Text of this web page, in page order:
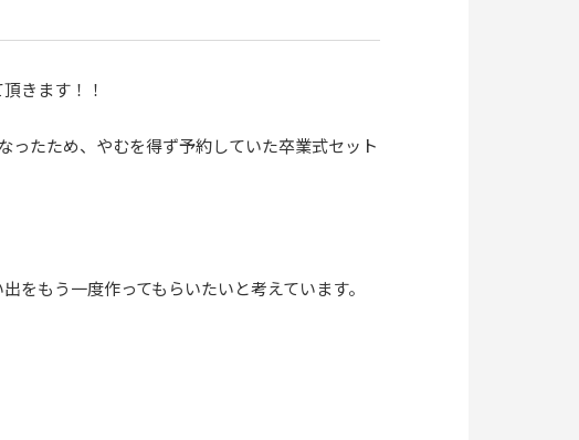
きます！！
たため、やむを得ず予約していた卒業式セット
もう一度作ってもらいたいと考えています。